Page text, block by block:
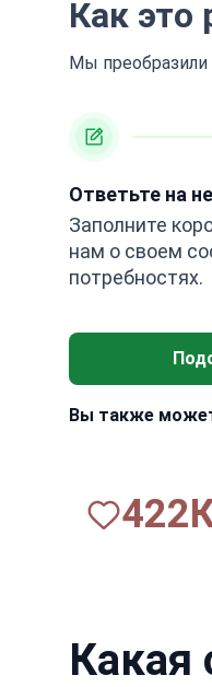
Как это
Мы преобразили
Ответьте на
Заполните
нам о своем
потребностях.
Вы также
820
Какая